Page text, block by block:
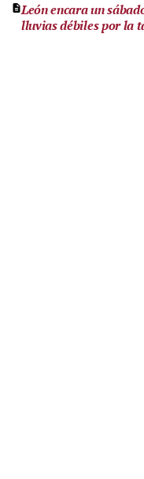
León encara un
lluvias débiles por la